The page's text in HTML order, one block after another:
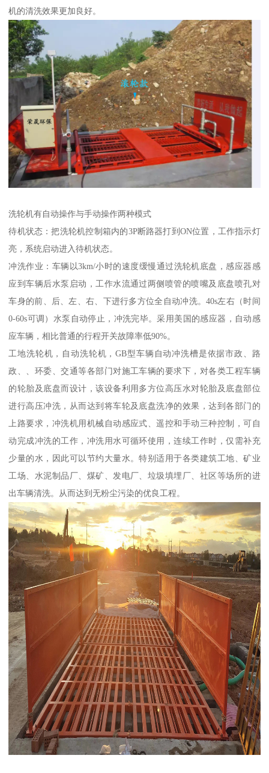
机的清洗效果更加良好。
洗轮机有自动操作与手动操作两种模式
待机状态：把洗轮机控制箱内的3P断路器打到ON位置，工作指示灯
亮，系统启动进入待机状态。
冲洗作业：车辆以3km/小时的速度缓慢通过洗轮机底盘，感应器感
应到车辆后水泵启动，工作水流通过两侧喷管的喷嘴及底盘喷孔对
车身的前、后、左、右、下进行多方位全自动冲洗。40s左右（时间
0-60s可调）水泵自动停止，冲洗完毕。采用美国的感应器，自动感
应车辆，相比普通的行程开关故障率低90%。
工地洗轮机，自动洗轮机，GB型车辆自动冲洗槽是依据市政、路
政、、环委、交通等各部门对施工车辆的要求下，对各类工程车辆
的轮胎及底盘而设计，该设备利用多方位高压水对轮胎及底盘部位
进行高压冲洗，从而达到将车轮及底盘洗净的效果，达到各部门的
上路要求，冲洗机用机械自动感应式、遥控和手动三种控制，可自
动完成冲洗的工作，冲洗用水可循环使用，连续工作时，仅需补充
少量的水，因此可以节约大量水。特别适用于各类建筑工地、矿业
工场、水泥制品厂、煤矿、发电厂、垃圾填埋厂、社区等场所的进
出车辆清洗。从而达到无粉尘污染的优良工程。